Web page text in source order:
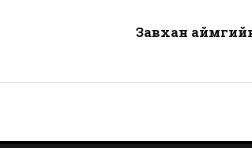
Завхан